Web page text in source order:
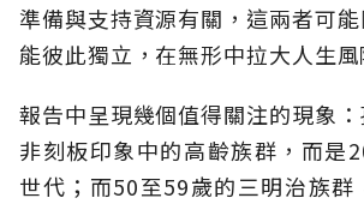
準備與支持資源有關，這兩者可
能彼此獨立，在無形中拉大人生風
報告中呈現幾個值得關注的現象
非刻板印象中的高齡族群，而是
世代；而50至59歲的三明治族群